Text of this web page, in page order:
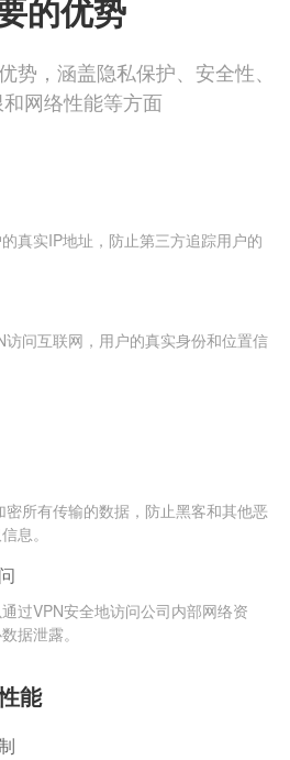
的优势
势，涵盖隐私保护、安全性、
网络性能等方面
真实IP地址，防止第三方追踪用户的
访问互联网，用户的真实身份和位置信
密所有传输的数据，防止黑客和其他恶
息。
过VPN安全地访问公司内部网络资
据泄露。
能